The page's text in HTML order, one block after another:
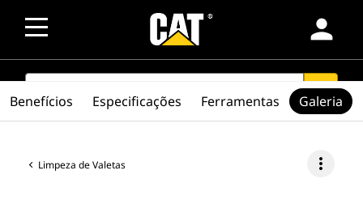
person
SEARCH search
Limpeza de Valetas more_vert
Benefícios Especificações Ferramentas Galeria